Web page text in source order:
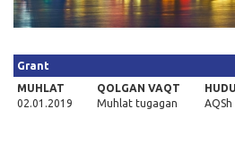
Grant
MUHLAT
02.01.2019
QOLGAN VAQT
Muhlat tugagan
AQSh